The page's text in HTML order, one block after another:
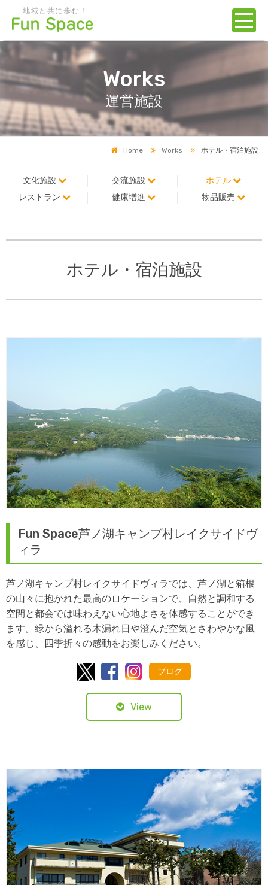
地域と共に歩む！
Works
運営施設
Home Works ホテル・宿泊施設
文化施設 交流施設
ホテル
レストラン
健康増進 物品販売
ホテル・宿泊施設
Fun Space芦ノ湖キャンプ村レイクサイドヴ
ィラ
芦ノ湖キャンプ村レイクサイドヴィラでは、芦ノ湖と箱根
の山々に抱かれた最高のロケーションで、自然と調和する
空間と都会では味わえない心地よさを体感することができ
ます。緑から溢れる木漏れ日や澄んだ空気とさわやかな風
を感じ、四季折々の感動をお楽しみください。
ブログ
View